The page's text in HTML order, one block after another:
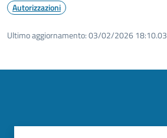
Autorizzazioni
Ultimo aggiornamento:03/02/2026 18:10.03